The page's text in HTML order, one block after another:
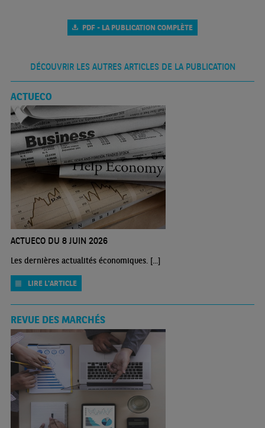
PDF - LA PUBLICATION COMPLÈTE
DÉCOUVRIR LES AUTRES ARTICLES DE LA PUBLICATION
ACTUECO
ACTUECO DU 8 JUIN 2026
Les dernières actualités économiques. [...]
LIRE L'ARTICLE
REVUE DES MARCHÉS